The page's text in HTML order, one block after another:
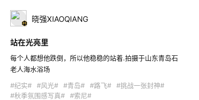
晓强XIAOQIANG
站在光亮里
每个人都想他跌倒，所以他稳稳的站着.拍摄于山东青岛石
老人海水浴场
#纪实#
#风光# #青岛# #路飞#
#挑战一张封神#
#秋季氛围感写真#
#索尼#